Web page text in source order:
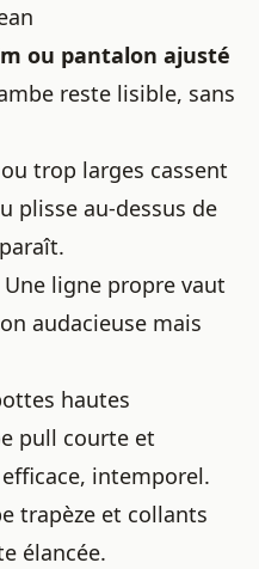
ou pantalon ajusté
reste lisible, sans
trop larges cassent
plisse au-dessus de
ligne propre vaut
audacieuse mais
hautes
pull courte et
intemporel.
trapèze et collants
élancée.